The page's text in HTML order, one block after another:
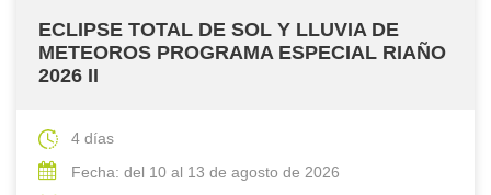
ECLIPSE TOTAL DE SOL Y LLUVIA DE
METEOROS PROGRAMA ESPECIAL RIAÑO
2026 II
4 días
Fecha: del 10 al 13 de agosto de 2026